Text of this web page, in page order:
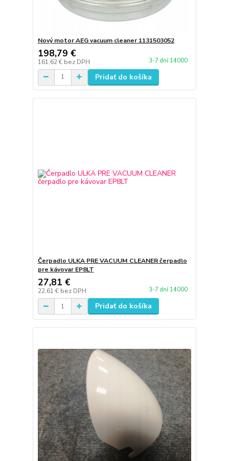
Nový motor AEG vacuum cleaner 1131503052
198,79 €
161,62 € bez DPH 3-7 dní 14000
Pridať do košíka
Čerpadlo ULKA PRE VACUUM CLEANER čerpadlo
pre kávovar EP8LT
27,81 €
22,61 € bez DPH 3-7 dní 14000
Pridať do košíka